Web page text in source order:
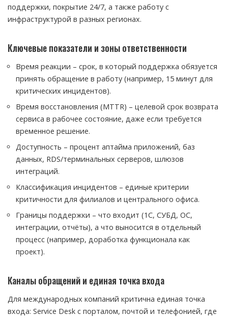
поддержки, покрытие 24/7, а также работу с
инфраструктурой в разных регионах.
Ключевые показатели и зоны ответственности
Время реакции – срок, в который поддержка обязуется
принять обращение в работу (например, 15 минут для
критических инцидентов).
Время восстановления (MTTR) – целевой срок возврата
сервиса в рабочее состояние, даже если требуется
временное решение.
Доступность – процент аптайма приложений, баз
данных, RDS/терминальных серверов, шлюзов
интеграций.
Классификация инцидентов – единые критерии
критичности для филиалов и центрального офиса.
Границы поддержки – что входит (1С, СУБД, ОС,
интеграции, отчёты), а что выносится в отдельный
процесс (например, доработка функционала как
проект).
Каналы обращений и единая точка входа
Для международных компаний критична единая точка
входа: Service Desk с порталом, почтой и телефонией, где